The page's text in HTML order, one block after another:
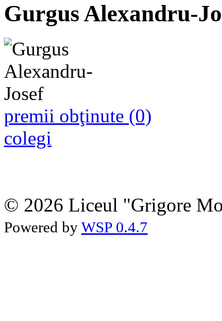
Gurgus Alexandru-
premii obţinute (0)
colegi
© 2026 Liceul "Grigore
Powered by WSP 0.4.7